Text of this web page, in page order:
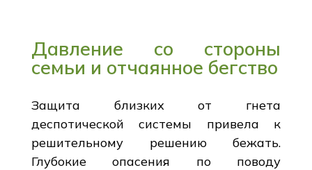
Давление со стороны
семьи и отчаянное бегство
Защита близких от гнета
деспотической системы привела к
решительному решению бежать.
Глубокие опасения по поводу